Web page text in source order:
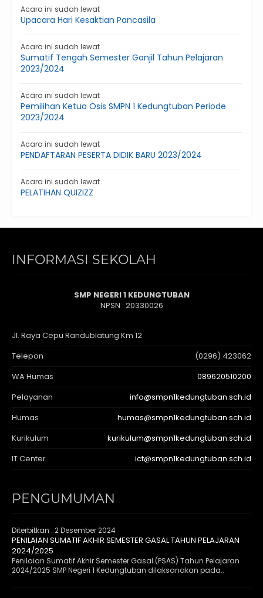
Acara ini sudah lewat
Upacara Hari Kesaktian Pancasila
Acara ini sudah lewat
Sumatif Tengah Semester Ganjil Tahun Pelajaran
2023/2024
Acara ini sudah lewat
Pemilihan Ketua Osis SMPN 1 Kedungtuban Periode
2023/2024
Acara ini sudah lewat
PENDAFTARAN PESERTA DIDIK BARU 2023/2024
Acara ini sudah lewat
PELATIHAN QUIZIZZ
INFORMASI SEKOLAH
SMP NEGERI 1 KEDUNGTUBAN
NPSN : 20330026
Jl. Raya Cepu Randublatung Km 12
Telepon
(0296) 423062
WA Humas
089620510200
Pelayanan
info@smpn1kedungtuban.sch.id
Humas
humas@smpn1kedungtuban.sch.id
Kurikulum
kurikulum@smpn1kedungtuban.sch.id
IT Center
ict@smpn1kedungtuban.sch.id
PENGUMUMAN
Diterbitkan : 2 Desember 2024
PENILAIAN SUMATIF AKHIR SEMESTER GASAL TAHUN PELAJARAN
2024/2025
Penilaian Sumatif Akhir Semester Gasal (PSAS) Tahun Pelajaran
2024/2025 SMP Negeri 1 Kedungtuban dilaksanakan pada..